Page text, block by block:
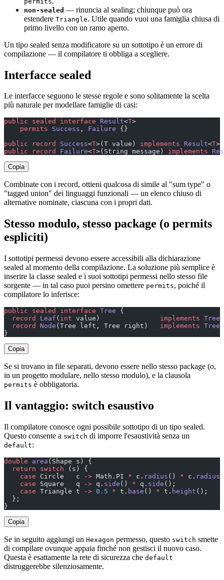
non-sealed — rinuncia al sealing; chiunque può ora
estendere Triangle. Utile quando vuoi una famiglia chiusa di
primo livello con un ramo aperto.
Un tipo sealed senza modificatore su un sottotipo è un errore di
compilazione — il compilatore ti obbliga a scegliere.
Interfacce sealed
Le interfacce seguono le stesse regole e sono solitamente la scelta
più naturale per modellare famiglie di casi:
public sealed interface Result<T>
    permits
Success , Failure {}
public record Success<T>(T value) implements Result<T>
public record Failure<T>(String message) implements
Copia
Combinate con i record, ottieni qualcosa di simile al "sum type" o
"tagged union" dei linguaggi funzionali — un elenco chiuso di
alternative nominate, ciascuna con i propri dati.
Stesso modulo, stesso package (o permits
espliciti)
I sottotipi permessi devono essere accessibili alla dichiarazione
sealed al momento della compilazione. La soluzione più semplice è
inserire la classe sealed e i suoi sottotipi permessi nello stesso file
sorgente — in tal caso puoi persino omettere permits, poiché il
compilatore lo inferisce:
public sealed interface Tree {
  record
Leaf ( int value) implements Tree
  record
Node (Tree left, Tree right) implements Tree
}
Copia
Se si trovano in file separati, devono essere nello stesso package (o,
in un progetto modulare, nello stesso modulo), e la clausola
permits è obbligatoria.
Il vantaggio: switch esaustivo
Il compilatore conosce ogni possibile sottotipo di un tipo sealed.
Questo consente a switch di imporre l'esaustività senza un
default:
double area (Shape s) {
  return
switch (s) {
    case
Circle   c -> Math.PI * c. radius () * c. radius
    case
Square   q -> q. side () * q. side ();
    case
Triangle t -> 0.5 * t. base () * t. height ();
  };
}
Copia
Se in seguito aggiungi un Hexagon permesso, questo switch smette
di compilare ovunque appaia finché non gestisci il nuovo caso.
Questa è esattamente la rete di sicurezza che default
distruggerebbe silenziosamente.